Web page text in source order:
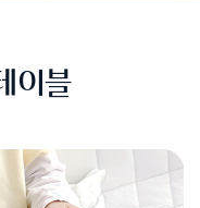
이블